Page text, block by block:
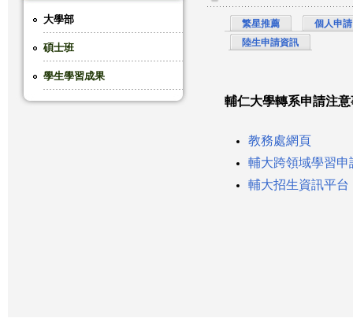
大學部
碩士班
學生學習成果
繁星推薦
個人申請
陸生申請資訊
輔仁大學轉系申請注
教務處網頁
輔大跨領域學習申
輔大招生資訊平台